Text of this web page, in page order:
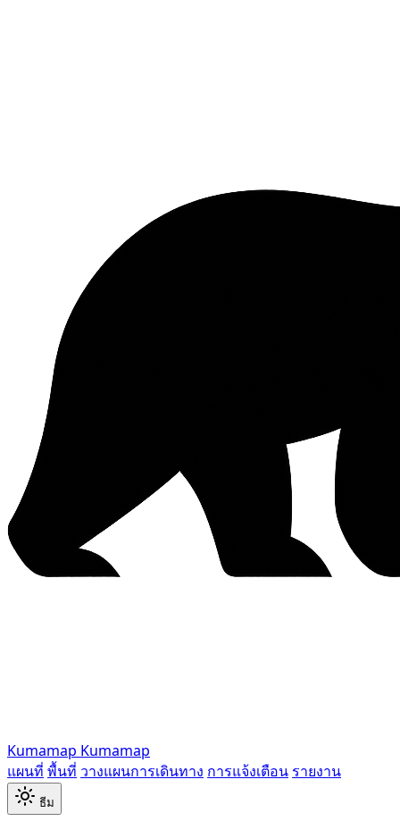
Kumamap Kumamap
แผนที่ พื้นที่ วางแผนการเดินทาง การแจ้งเตือน รายงาน
ธีม